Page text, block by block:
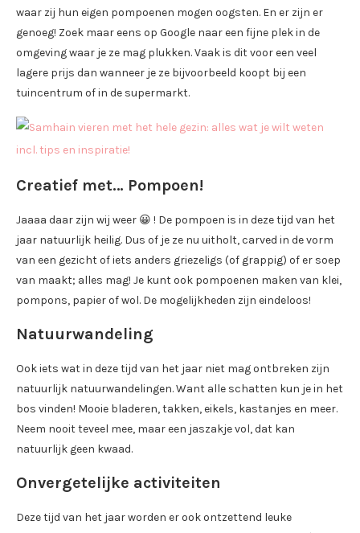
waar zij hun eigen pompoenen mogen oogsten. En er zijn er
genoeg! Zoek maar eens op Google naar een fijne plek in de
omgeving waar je ze mag plukken. Vaak is dit voor een veel
lagere prijs dan wanneer je ze bijvoorbeeld koopt bij een
tuincentrum of in de supermarkt.
Creatief met… Pompoen!
Jaaaa daar zijn wij weer 😀 ! De pompoen is in deze tijd van het
jaar natuurlijk heilig. Dus of je ze nu uitholt, carved in de vorm
van een gezicht of iets anders griezeligs (of grappig) of er soep
van maakt; alles mag! Je kunt ook pompoenen maken van klei,
pompons, papier of wol. De mogelijkheden zijn eindeloos!
Natuurwandeling
Ook iets wat in deze tijd van het jaar niet mag ontbreken zijn
natuurlijk natuurwandelingen. Want alle schatten kun je in het
bos vinden! Mooie bladeren, takken, eikels, kastanjes en meer.
Neem nooit teveel mee, maar een jaszakje vol, dat kan
natuurlijk geen kwaad.
Onvergetelijke activiteiten
Deze tijd van het jaar worden er ook ontzettend leuke